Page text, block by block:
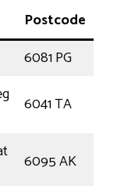
Postcode
6081 PG
6041 TA
6095 AK